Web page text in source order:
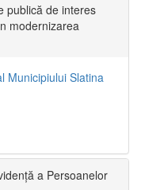
publică de interes
modernizarea
Municipiului Slatina
a Persoanelor